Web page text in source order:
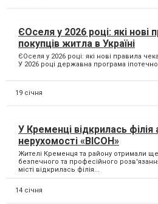
ЄОселя у 2026 році: які нові
покупців житла в Україні
ЄОселя у 2026 році: які нові правила
У 2026 році державна програма
19 січня
У Кременці відкрилась філія
нерухомості «ВІСОН»
Жителі Кременця та району отримали
безпечного та професійного
місті відкрилась філія...
14 січня